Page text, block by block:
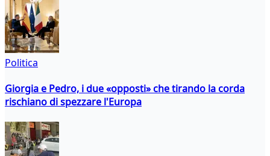
Politica
Giorgia e Pedro, i due «opposti» che tirando la corda
rischiano di spezzare l'Europa